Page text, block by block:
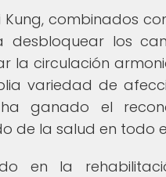
Kung, combinados
desbloquear los
la circulación
variedad de
ganado el
de la salud en todo
en la